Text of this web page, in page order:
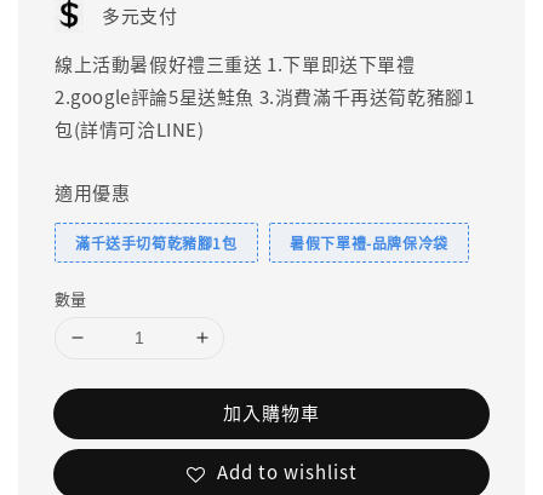
多元支付
線上活動暑假好禮三重送 1.下單即送下單禮
2.google評論5星送鮭魚 3.消費滿千再送筍乾豬腳1
包(詳情可洽LINE)
適用優惠
滿千送手切筍乾豬腳1包 暑假下單禮-品牌保冷袋
數量
加入購物車
Add to wishlist